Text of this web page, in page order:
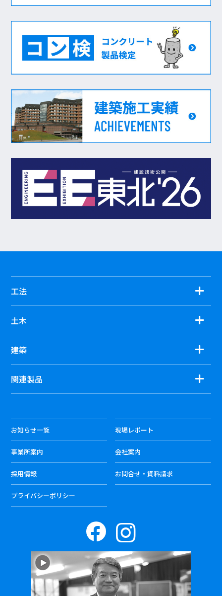
工法
土木
建築
関連製品
お知らせ一覧 現場レポート
事業所案内 会社案内
採用情報 お問合せ・資料請求
プライバシーポリシー